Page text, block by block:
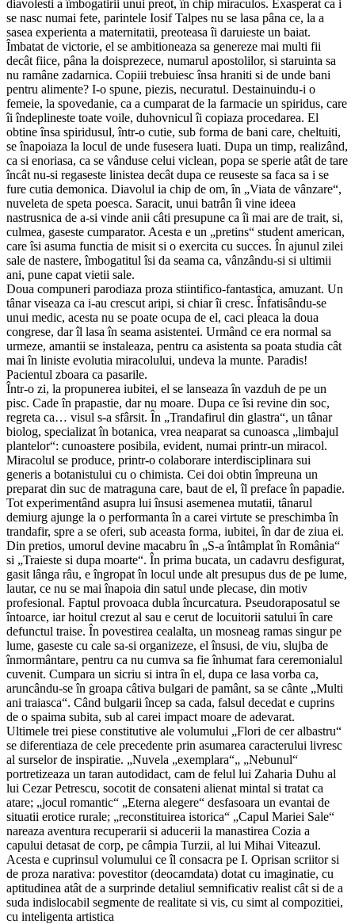
diavolesti a îmbogatirii unui preot, în chip miraculos. Exasperat ca i
se nasc numai fete, parintele Iosif Talpes nu se lasa pâna ce, la a
sasea experienta a maternitatii, preoteasa îi daruieste un baiat.
Îmbatat de victorie, el se ambitioneaza sa genereze mai multi fii
decât fiice, pâna la doisprezece, numarul apostolilor, si staruinta sa
nu ramâne zadarnica. Copiii trebuiesc însa hraniti si de unde bani
pentru alimente? I-o spune, piezis, necuratul. Destainuindu-i o
femeie, la spovedanie, ca a cumparat de la farmacie un spiridus, care
îi îndeplineste toate voile, duhovnicul îi copiaza procedarea. El
obtine însa spiridusul, într-o cutie, sub forma de bani care, cheltuiti,
se înapoiaza la locul de unde fusesera luati. Dupa un timp, realizând,
ca si enoriasa, ca se vânduse celui viclean, popa se sperie atât de tare
încât nu-si regaseste linistea decât dupa ce reuseste sa faca sa i se
fure cutia demonica. Diavolul ia chip de om, în „Viata de vânzare“,
nuveleta de speta poesca. Saracit, unui batrân îi vine ideea
nastrusnica de a-si vinde anii câti presupune ca îi mai are de trait, si,
culmea, gaseste cumparator. Acesta e un „pretins“ student american,
care îsi asuma functia de misit si o exercita cu succes. În ajunul zilei
sale de nastere, îmbogatitul îsi da seama ca, vânzându-si si ultimii
ani, pune capat vietii sale.
Doua compuneri parodiaza proza stiintifico-fantastica, amuzant. Un
tânar viseaza ca i-au crescut aripi, si chiar îi cresc. Înfatisându-se
unui medic, acesta nu se poate ocupa de el, caci pleaca la doua
congrese, dar îl lasa în seama asistentei. Urmând ce era normal sa
urmeze, amantii se instaleaza, pentru ca asistenta sa poata studia cât
mai în liniste evolutia miracolului, undeva la munte. Paradis!
Pacientul zboara ca pasarile.
Într-o zi, la propunerea iubitei, el se lanseaza în vazduh de pe un
pisc. Cade în prapastie, dar nu moare. Dupa ce îsi revine din soc,
regreta ca… visul s-a sfârsit. În „Trandafirul din glastra“, un tânar
biolog, specializat în botanica, vrea neaparat sa cunoasca „limbajul
plantelor“: cunoastere posibila, evident, numai printr-un miracol.
Miracolul se produce, printr-o colaborare interdisciplinara sui
generis a botanistului cu o chimista. Cei doi obtin împreuna un
preparat din suc de matraguna care, baut de el, îl preface în papadie.
Tot experimentând asupra lui însusi asemenea mutatii, tânarul
demiurg ajunge la o performanta în a carei virtute se preschimba în
trandafir, spre a se oferi, sub aceasta forma, iubitei, în dar de ziua ei.
Din pretios, umorul devine macabru în „S-a întâmplat în România“
si „Traieste si dupa moarte“. În prima bucata, un cadavru desfigurat,
gasit lânga râu, e îngropat în locul unde alt presupus dus de pe lume,
lautar, ce nu se mai înapoia din satul unde plecase, din motiv
profesional. Faptul provoaca dubla încurcatura. Pseudoraposatul se
întoarce, iar hoitul crezut al sau e cerut de locuitorii satului în care
defunctul traise. În povestirea cealalta, un mosneag ramas singur pe
lume, gaseste cu cale sa-si organizeze, el însusi, de viu, slujba de
înmormântare, pentru ca nu cumva sa fie înhumat fara ceremonialul
cuvenit. Cumpara un sicriu si intra în el, dupa ce lasa vorba ca,
aruncându-se în groapa câtiva bulgari de pamânt, sa se cânte „Multi
ani traiasca“. Când bulgarii încep sa cada, falsul decedat e cuprins
de o spaima subita, sub al carei impact moare de adevarat.
Ultimele trei piese constitutive ale volumului „Flori de cer albastru“
se diferentiaza de cele precedente prin asumarea caracterului livresc
al surselor de inspiratie. „Nuvela „exemplara“„ „Nebunul“
portretizeaza un taran autodidact, cam de felul lui Zaharia Duhu al
lui Cezar Petrescu, socotit de consateni alienat mintal si tratat ca
atare; „jocul romantic“ „Eterna alegere“ desfasoara un evantai de
situatii erotice rurale; „reconstituirea istorica“ „Capul Mariei Sale“
nareaza aventura recuperarii si aducerii la manastirea Cozia a
capului detasat de corp, pe câmpia Turzii, al lui Mihai Viteazul.
Acesta e cuprinsul volumului ce îl consacra pe I. Oprisan scriitor si
de proza narativa: povestitor (deocamdata) dotat cu imaginatie, cu
aptitudinea atât de a surprinde detaliul semnificativ realist cât si de a
suda indislocabil segmente de realitate si vis, cu simt al compozitiei,
cu inteligenta artistica